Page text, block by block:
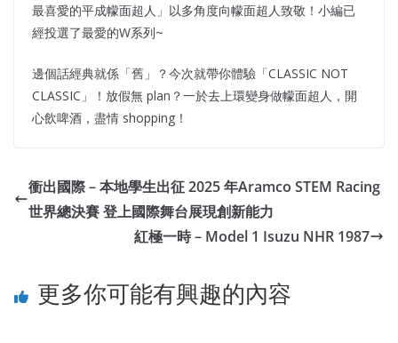
最喜愛的平成幪面超人」以多角度向幪面超人致敬！小編已
經投選了最愛的W系列~
邊個話經典就係「舊」？今次就帶你體驗「CLASSIC NOT
CLASSIC」！放假無 plan？一於去上環變身做幪面超人，開
心飲啤酒，盡情 shopping！
衝出國際 – 本地學生出征 2025 年Aramco STEM Racing
世界總決賽 登上國際舞台展現創新能力
紅極一時 – Model 1 Isuzu NHR 1987
更多你可能有興趣的內容